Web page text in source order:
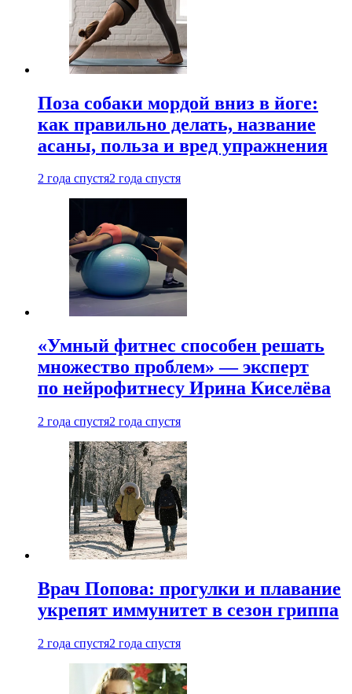
Поза собаки мордой вниз в йоге:
как правильно делать, название
асаны, польза и вред упражнения
2 года спустя2 года спустя
«Умный фитнес способен решать
множество проблем» — эксперт
по нейрофитнесу Ирина Киселёва
2 года спустя2 года спустя
Врач Попова: прогулки и плавание
укрепят иммунитет в сезон гриппа
2 года спустя2 года спустя